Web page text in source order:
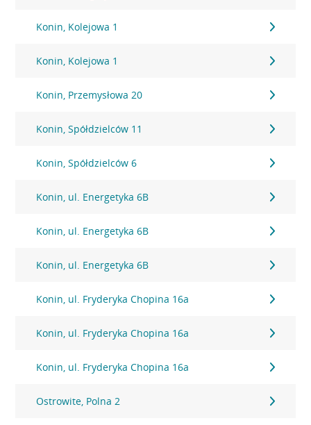
Konin, Kolejowa 1
Konin, Kolejowa 1
Konin, Przemysłowa 20
Konin, Spółdzielców 11
Konin, Spółdzielców 6
Konin, ul. Energetyka 6B
Konin, ul. Energetyka 6B
Konin, ul. Energetyka 6B
Konin, ul. Fryderyka Chopina 16a
Konin, ul. Fryderyka Chopina 16a
Konin, ul. Fryderyka Chopina 16a
Ostrowite, Polna 2